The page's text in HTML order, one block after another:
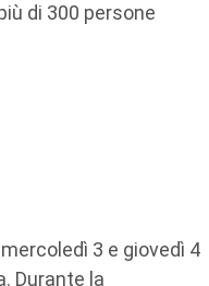
di 300 persone
3 e giovedì 4
Durante la